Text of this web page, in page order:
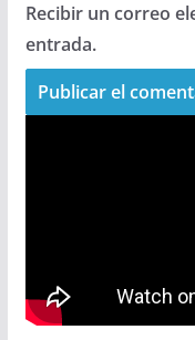
Recibir un correo
entrada.